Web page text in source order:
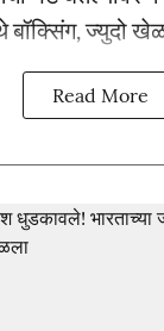
बॉक्सिंग, ज्युदो
Read More